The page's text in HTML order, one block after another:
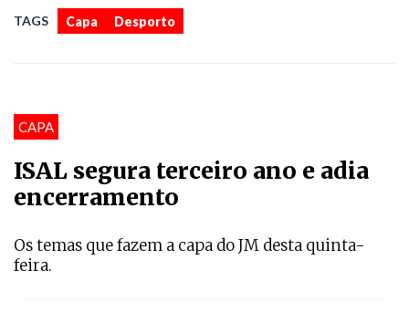
TAGS Capa Desporto
CAPA
ISAL segura terceiro ano e adia
encerramento
Os temas que fazem a capa do JM desta quinta-
feira.